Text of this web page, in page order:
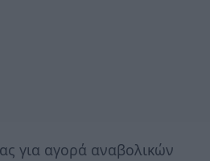
για αγορά αναβολικών